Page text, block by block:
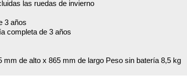
las ruedas de invierno
3 años
completa de 3 años
de alto x 865 mm de largo Peso sin batería 8,5 kg